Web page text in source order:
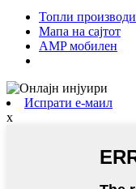
Топли производи
Мапа на сајтот
AMP мобилен
Испрати е-маил
x